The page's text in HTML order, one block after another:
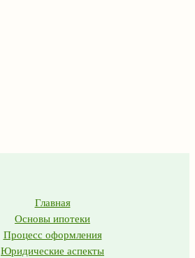
Главная
Основы ипотеки
Процесс оформления
Юридические аспекты